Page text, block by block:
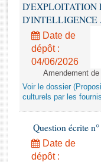
Rapports législatifs
Rapports sur
Baromètre de
Budget et sécurité
Questions écrites
Comptes rendus
D'EXPLOITATION
D'INTELLIGENCE
Date de
dépôt :
04/06/2026
Amendement
Voir le dossier
culturels par les
Question écrite
Date de
dépôt :